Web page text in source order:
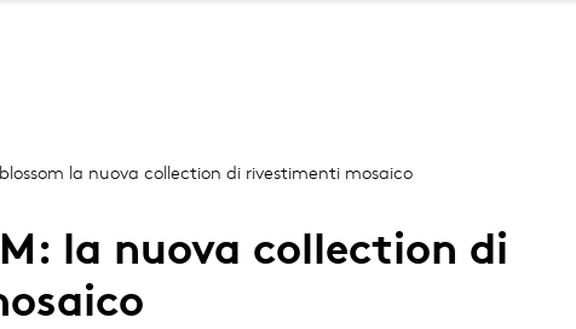
la nuova collection di rivestimenti mosaico
la nuova collection di